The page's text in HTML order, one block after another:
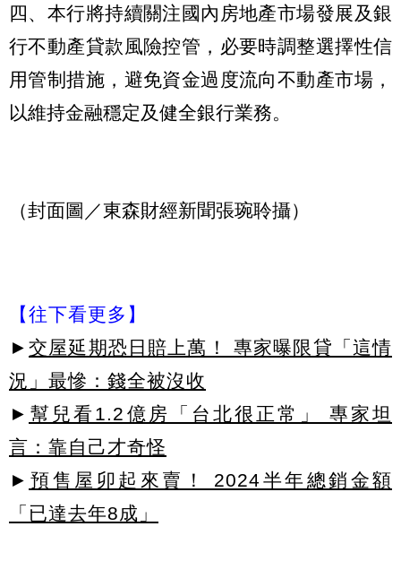
四、本行將持續關注國內房地產市場發展及銀
行不動產貸款風險控管，必要時調整選擇性信
用管制措施，避免資金過度流向不動產市場，
以維持金融穩定及健全銀行業務。
（封面圖／東森財經新聞張琬聆攝）
【往下看更多】
► 交屋延期恐日賠上萬！ 專家曝限貸「這情
況」最慘：錢全被沒收
► 幫兒看1.2億房「台北很正常」 專家坦
言：靠自己才奇怪
► 預售屋卯起來賣！ 2024半年總銷金額
「已達去年8成」